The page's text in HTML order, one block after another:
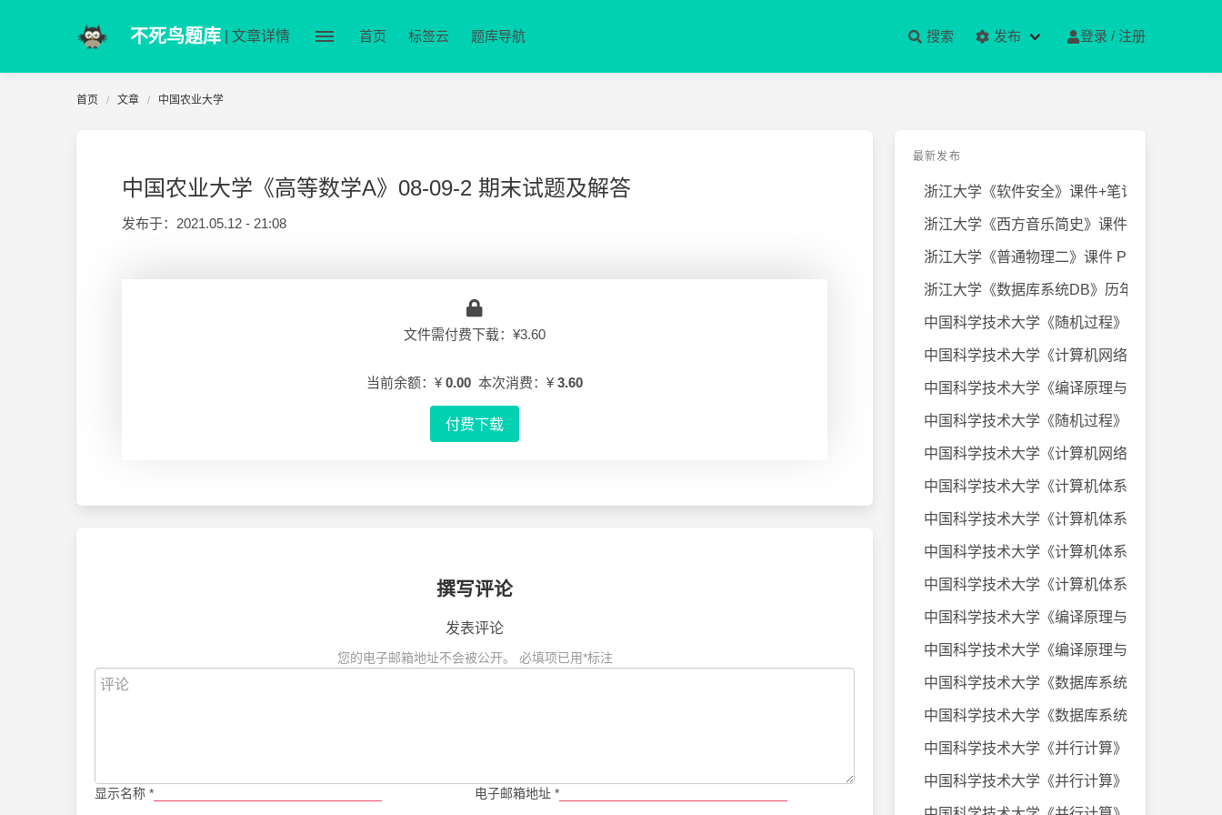
不死鸟题库 | 文章详情 首页 标签云 题库导航 搜索 发布 登录 / 注册
首页 文章 中国农业大学
中国农业大学《高等数学A》08-09-2 期末试题及解答
发布于： 2021.05.12 - 21:08
文件需付费下载：¥3.60
当前余额：¥ 0.00 本次消费：¥ 3.60
付费下载
撰写评论
发表评论
您的电子邮箱地址不会被公开。 必填项已用*标注
显示名称 * 电子邮箱地址 *
最新发布
浙江大学《软件安全》课件+笔记
浙江大学《西方音乐简史》课件+笔
浙江大学《普通物理二》课件 PPT
浙江大学《数据库系统DB》历年试卷
中国科学技术大学《随机过程》近几
中国科学技术大学《计算机网络》课
中国科学技术大学《编译原理与技术
中国科学技术大学《随机过程》课件
中国科学技术大学《计算机网络》20
中国科学技术大学《计算机体系结构
中国科学技术大学《计算机体系结构
中国科学技术大学《计算机体系结构
中国科学技术大学《计算机体系结构
中国科学技术大学《编译原理与技术
中国科学技术大学《编译原理与技术
中国科学技术大学《数据库系统及应
中国科学技术大学《数据库系统及应
中国科学技术大学《并行计算》考试
中国科学技术大学《并行计算》考试